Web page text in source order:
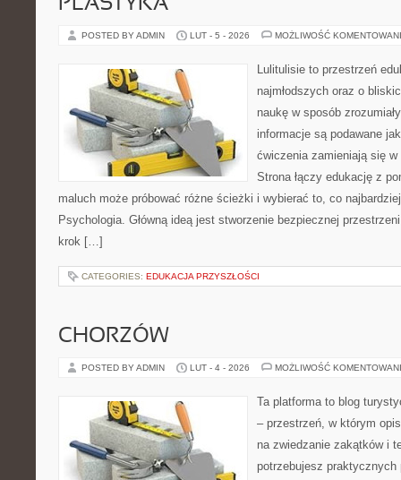
PLASTYKA
POSTED BY ADMIN LUT - 5 - 2026 MOŻLIWOŚĆ
Lulitulisie to przestrzeń
najmłodszych oraz o
naukę w sposób
informacje są podawane
ćwiczenia zamieniają się
Strona łączy edukację z
maluch może próbować różne ścieżki i wybierać to, co
Psychologia. Główną ideą jest stworzenie bezpiecznej
krok […]
CATEGORIES: EDUKACJA PRZYSZŁOŚCI
CHORZÓW
POSTED BY ADMIN LUT - 4 - 2026 MOŻLIWOŚĆ
Ta platforma to blog
– przestrzeń, w którym
na zwiedzanie zakątków i
potrzebujesz praktycznych